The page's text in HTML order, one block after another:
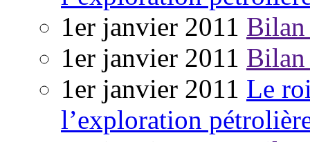
1er janvier 2011 Bilan
1er janvier 2011 Bilan
1er janvier 2011 Le
l’exploration